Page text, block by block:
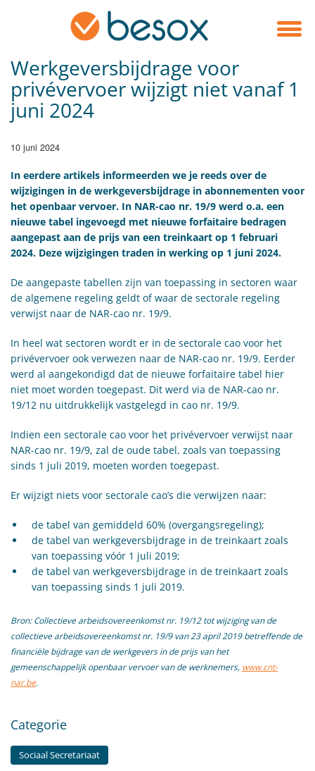
Werkgeversbijdrage voor
privévervoer wijzigt niet vanaf 1
juni 2024
10 juni 2024
In eerdere artikels informeerden we je reeds over de
wijzigingen in de werkgeversbijdrage in abonnementen voor
het openbaar vervoer. In NAR-cao nr. 19/9 werd o.a. een
nieuwe tabel ingevoegd met nieuwe forfaitaire bedragen
aangepast aan de prijs van een treinkaart op 1 februari
2024. Deze wijzigingen traden in werking op 1 juni 2024.
De aangepaste tabellen zijn van toepassing in sectoren waar
de algemene regeling geldt of waar de sectorale regeling
verwijst naar de NAR-cao nr. 19/9.
In heel wat sectoren wordt er in de sectorale cao voor het
privévervoer ook verwezen naar de NAR-cao nr. 19/9. Eerder
werd al aangekondigd dat de nieuwe forfaitaire tabel hier
niet moet worden toegepast. Dit werd via de NAR-cao nr.
19/12 nu uitdrukkelijk vastgelegd in cao nr. 19/9.
Indien een sectorale cao voor het privévervoer verwijst naar
NAR-cao nr. 19/9, zal de oude tabel, zoals van toepassing
sinds 1 juli 2019, moeten worden toegepast.
Er wijzigt niets voor sectorale cao’s die verwijzen naar:
de tabel van gemiddeld 60% (overgangsregeling);
de tabel van werkgeversbijdrage in de treinkaart zoals
van toepassing vóór 1 juli 2019;
de tabel van werkgeversbijdrage in de treinkaart zoals
van toepassing sinds 1 juli 2019.
Bron: Collectieve arbeidsovereenkomst nr. 19/12 tot wijziging van de
collectieve arbeidsovereenkomst nr. 19/9 van 23 april 2019 betreffende de
financiële bijdrage van de werkgevers in de prijs van het
gemeenschappelijk openbaar vervoer van de werknemers, www.cnt-
nar.be.
Categorie
Sociaal Secretariaat